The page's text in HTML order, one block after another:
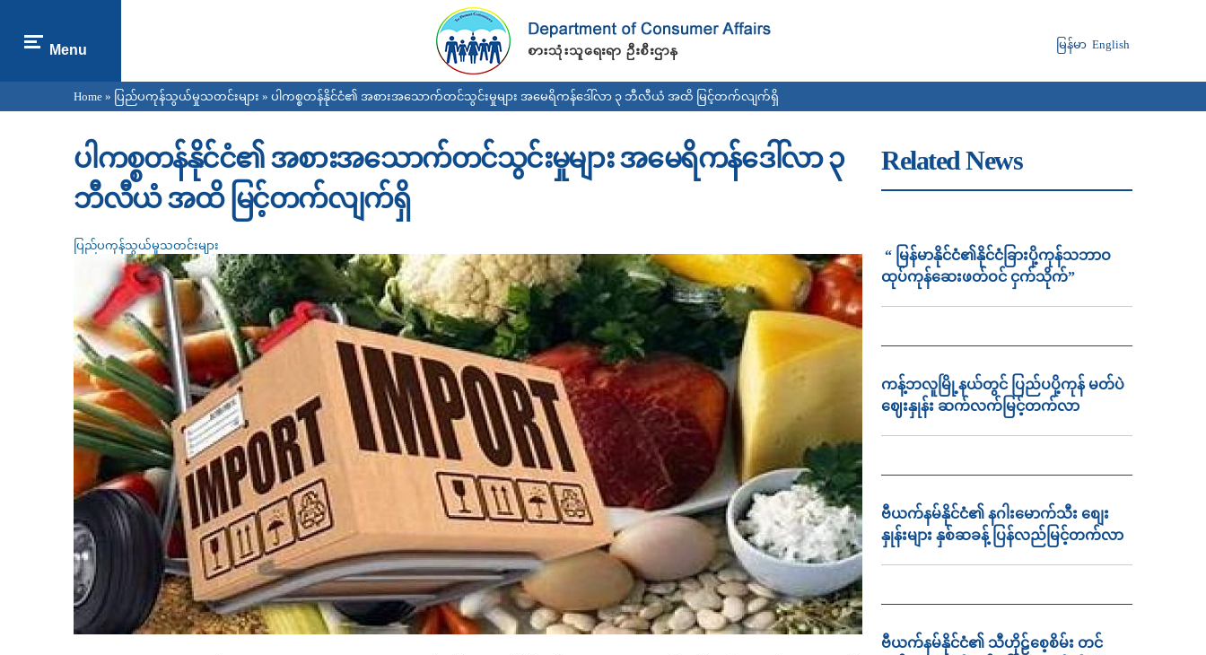
main
content
မြန်မာ English
Menu
You are here
Home » ပြည်ပကုန်သွယ်မှုသတင်းများ » ပါကစ္စတန်နိုင်ငံ၏ အစားအသောက်တင်သွင်းမှုများ အမေရိကန်ဒေါ်လာ ၃ ဘီလီယံ အထိ မြင့်တက်လျက်ရှိ
ပါကစ္စတန်နိုင်ငံ၏ အစားအသောက်တင်သွင်းမှုများ အမေရိကန်ဒေါ်လာ ၃
ဘီလီယံ အထိ မြင့်တက်လျက်ရှိ
ပြည်ပကုန်သွယ်မှုသတင်းများ
Related News
“ မြန်မာနိုင်ငံ၏နိုင်ငံခြားပို့ကုန်သဘာဝ
ထုပ်ကုန်ဆေးဖတ်ဝင် ငှက်သိုက်”
ကန့်ဘလူမြို့နယ်တွင် ပြည်ပပို့ကုန် မတ်ပဲ
ဈေးနှုန်း ဆက်လက်မြင့်တက်လာ
ဗီယက်နမ်နိုင်ငံ၏ နဂါးမောက်သီး စျေး
နှုန်းများ နှစ်ဆခန့် ပြန်လည်မြင့်တက်လာ
ဗီယက်နမ်နိုင်ငံ၏ သီဟိုဠ်စေ့စိမ်း တင်